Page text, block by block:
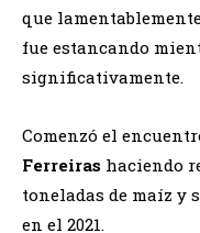
que
fue estancando
significativamente.
Comenzó el
Ferreiras haciendo
toneladas de maíz y
en el 2021.